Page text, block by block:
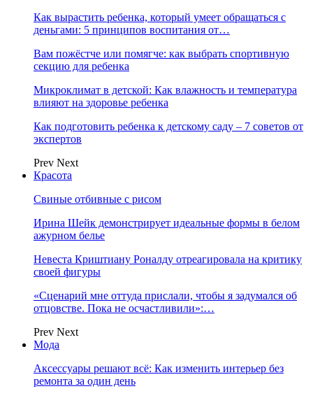
Как вырастить ребенка, который умеет обращаться с
деньгами: 5 принципов воспитания от…
Вам пожёстче или помягче: как выбрать спортивную
секцию для ребенка
Микроклимат в детской: Как влажность и температура
влияют на здоровье ребенка
Как подготовить ребенка к детскому саду – 7 советов от
экспертов
Prev Next
Красота
Свиные отбивные с рисом
Ирина Шейк демонстрирует идеальные формы в белом
ажурном белье
Невеста Криштиану Роналду отреагировала на критику
своей фигуры
«Сценарий мне оттуда прислали, чтобы я задумался об
отцовстве. Пока не осчастливили»:…
Prev Next
Мода
Аксессуары решают всё: Как изменить интерьер без
ремонта за один день